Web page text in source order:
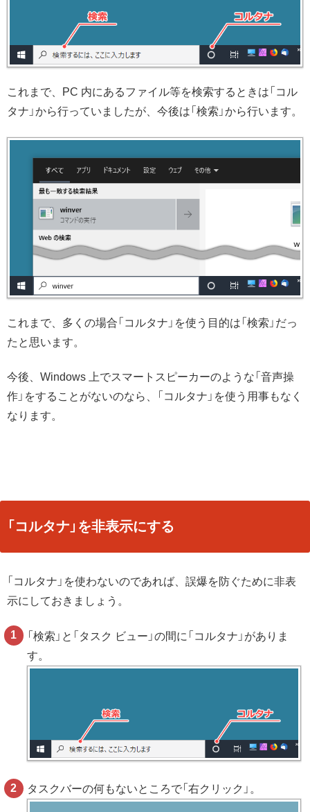
これまで、PC 内にあるファイル等を検索するときは「コル
タナ」から行っていましたが、今後は「検索」から行います。
これまで、多くの場合「コルタナ」を使う目的は「検索」だっ
たと思います。
今後、Windows 上でスマートスピーカーのような「音声操
作」をすることがないのなら、「コルタナ」を使う用事もなく
なります。
「コルタナ」を非表示にする
「コルタナ」を使わないのであれば、誤爆を防ぐために非表
示にしておきましょう。
「検索」と「タスク ビュー」の間に「コルタナ」がありま
す。
タスクバーの何もないところで「右クリック」。